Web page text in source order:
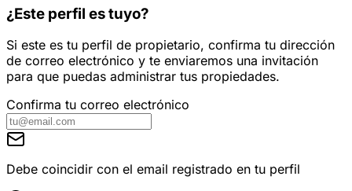
¿Este perfil es tuyo?
Si este es tu perfil de propietario, confirma tu dirección
de correo electrónico y te enviaremos una invitación
para que puedas administrar tus propiedades.
Confirma tu correo electrónico
Debe coincidir con el email registrado en tu perfil